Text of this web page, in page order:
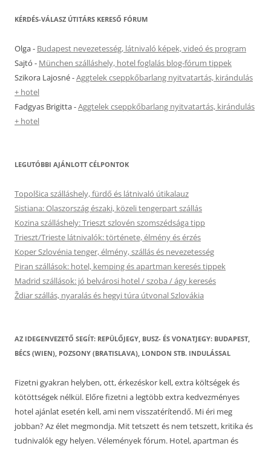
KÉRDÉS-VÁLASZ ÚTITÁRS KERESŐ FÓRUM
Olga- Budapest nevezetesség, látnivaló képek, videó és program
Sajtó - München szálláshely, hotel foglalás blog-fórum tippek
Szikora Lajosné-Aggtelek cseppkőbarlang nyitvatartás, kirándulás
+ hotel
Fadgyas Brigitta-Aggtelek cseppkőbarlang nyitvatartás, kirándulás
+ hotel
LEGUTÓBBI AJÁNLOTT CÉLPONTOK
Topolšica szálláshely, fürdő és látnivaló útikalauz
Sistiana: Olaszország északi, közeli tengerpart szállás
Kozina szálláshely: Trieszt szlovén szomszédsága tipp
Trieszt/Trieste látnivalók: története, élmény és érzés
Koper Szlovénia tenger, élmény, szállás és nevezetesség
Piran szállások: hotel, kemping és apartman keresés tippek
Madrid szállások: jó belvárosi hotel / szoba / ágy keresés
Ždiar szállás, nyaralás és hegyi túra útvonal Szlovákia
AZ IDEGENVEZETŐ SEGÍT: REPÜLŐJEGY, BUSZ- ÉS VONATJEGY: BUDAPEST,
BÉCS (WIEN), POZSONY (BRATISLAVA), LONDON STB. INDULÁSSAL
Fizetni gyakran helyben, ott, érkezéskor kell, extra költségek és
kötöttségek nélkül. Előre fizetni a legtöbb extra kedvezményes
hotel ajánlat esetén kell, ami nem visszatérítendő. Mi éri meg
jobban? Az élet megmondja. Mit tetszett és nem tetszett, kritika és
tudnivalók egy helyen. Vélemények fórum. Hotel, apartman és